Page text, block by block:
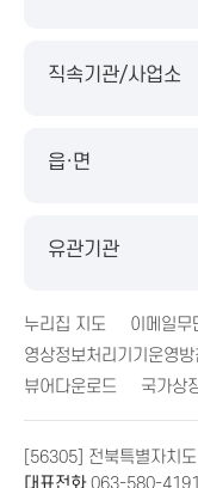
직속기관/사업소
읍·면
유관기관
누리집 지도 이메일무
영상정보처리기기운영방
뷰어다운로드
국가상
[56305] 전북특별자치
대표전화063-580-